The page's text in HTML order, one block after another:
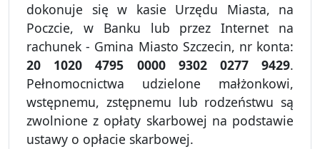
dokonuje się w kasie Urzędu Miasta, na
Poczcie, w Banku lub przez Internet na
rachunek - Gmina Miasto Szczecin, nr konta:
20 1020 4795 0000 9302 0277 9429.
Pełnomocnictwa udzielone małżonkowi,
wstępnemu, zstępnemu lub rodzeństwu są
zwolnione z opłaty skarbowej na podstawie
ustawy o opłacie skarbowej.